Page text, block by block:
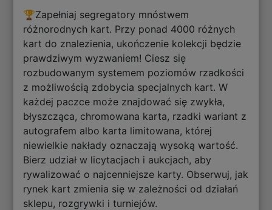
🏆Zapełniaj segregatory mnóstwem
różnorodnych kart. Przy ponad 4000 różnych
kart do znalezienia, ukończenie kolekcji będzie
prawdziwym wyzwaniem! Ciesz się
rozbudowanym systemem poziomów rzadkości
z możliwością zdobycia specjalnych kart. W
każdej paczce może znajdować się zwykła,
błyszcząca, chromowana karta, rzadki wariant z
autografem albo karta limitowana, której
niewielkie nakłady oznaczają wysoką wartość.
Bierz udział w licytacjach i aukcjach, aby
rywalizować o najcenniejsze karty. Obserwuj, jak
rynek kart zmienia się w zależności od działań
sklepu, rozgrywki i turniejów.